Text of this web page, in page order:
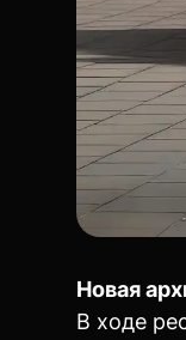
Новая
В ходе